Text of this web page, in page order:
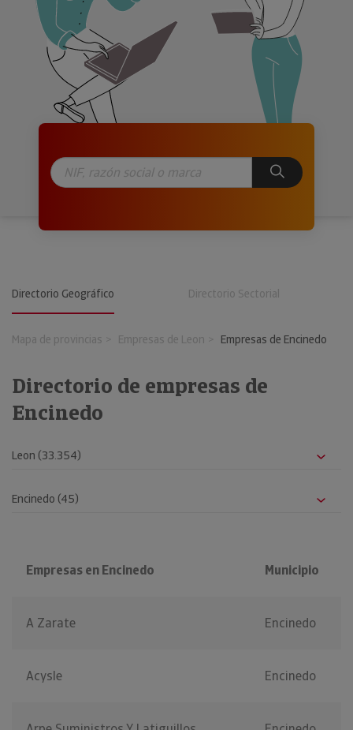
Directorio Geográfico Directorio Sectorial
Mapa de provincias Empresas de Leon Empresas de Encinedo
Directorio de empresas de
Encinedo
Empresas en Encinedo Municipio
A Zarate Encinedo
Acysle Encinedo